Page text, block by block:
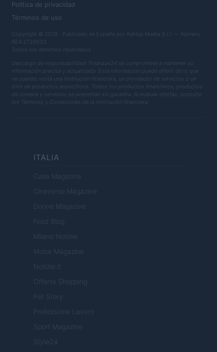
Política de privacidad
Términos de uso
Copyright © 2026 · Publicado en España por AdHub Media S.r.l. — Número
REA 2729933
Todos los derechos reservados
Descargo de responsabilidad: Finanzas24 se compromete a mantener su
información precisa y actualizada. Esta información puede diferir de lo que
ve cuando visita una institución financiera, un proveedor de servicios o un
sitio de productos específicos. Todos los productos financieros, productos
de compra y servicios se presentan sin garantía. Al evaluar ofertas, consulte
los Términos y Condiciones de la institución financiera.
ITALIA
Casa Magazine
Cineverse Magazine
Donne Magazine
Food Blog
Milano Notizie
Motor Magazine
Notizie.it
Offerte Shopping
Pet Story
Professione Lavoro
Sport Magazine
Style24